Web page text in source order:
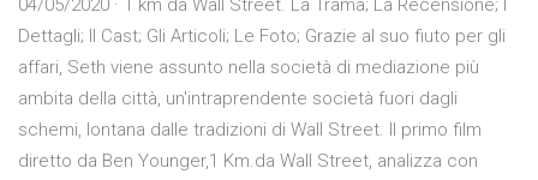
04/05/2020 · 1 km da Wall Street. La Trama; La Recensione; I
Dettagli; Il Cast; Gli Articoli; Le Foto; Grazie al suo fiuto per gli
affari, Seth viene assunto nella società di mediazione più
ambita della città, un'intraprendente società fuori dagli
schemi, lontana dalle tradizioni di Wall Street. Il primo film
diretto da Ben Younger,1 Km.da Wall Street, analizza con